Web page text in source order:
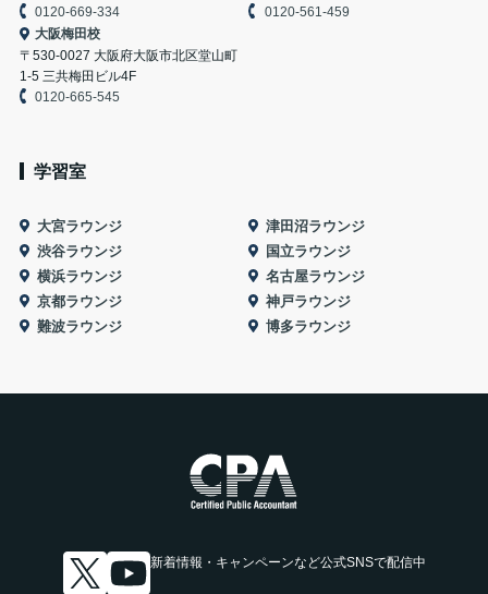
0120-669-334
0120-561-459
大阪梅田校
〒530-0027 大阪府大阪市北区堂山町
1-5 三共梅田ビル4F
0120-665-545
学習室
大宮ラウンジ
津田沼ラウンジ
渋谷ラウンジ
国立ラウンジ
横浜ラウンジ
名古屋ラウンジ
京都ラウンジ
神戸ラウンジ
難波ラウンジ
博多ラウンジ
新着情報・キャンペーンなど公式SNSで配信中